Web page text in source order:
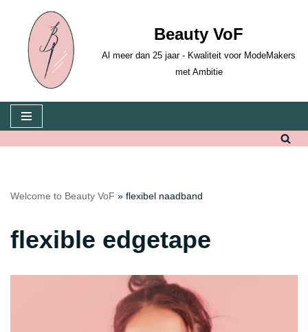
Skip
content
Beauty VoF
Al meer dan 25 jaar - Kwaliteit voor ModeMakers
met Ambitie
Welcome to Beauty VoF » flexibel naadband
flexible edgetape